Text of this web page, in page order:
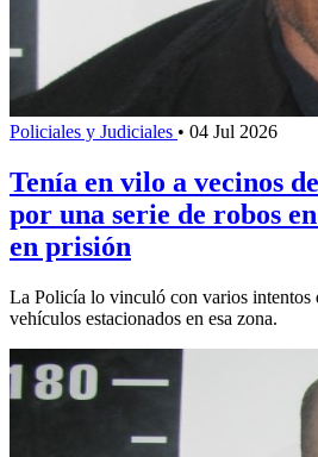
Policiales y Judiciales • 04 Jul 2026
Tenía en vilo a vecinos
por una serie de robos
en prisión
La Policía lo vinculó con varios intentos
vehículos estacionados en esa zona.